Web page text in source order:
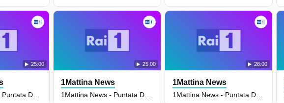
25:00 25:00
1Mattina News
28:00
1Mattina News